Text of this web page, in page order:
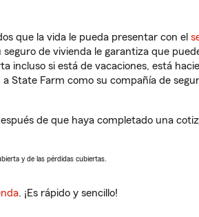
que la vida le pueda presentar con el
seguro de vivienda le garantiza que
incluso si está de vacaciones, está
State Farm como su compañía de
de que haya completado una
y de las pérdidas cubiertas.
. ¡Es rápido y sencillo!